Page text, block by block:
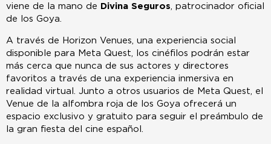
viene de la mano de Divina Seguros , patrocinador oficial
de los Goya.
A través de Horizon Venues, una experiencia social
disponible para Meta Quest, los cinéfilos podrán estar
más cerca que nunca de sus actores y directores
favoritos a través de una experiencia inmersiva en
realidad virtual. Junto a otros usuarios de Meta Quest, el
Venue de la alfombra roja de los Goya ofrecerá un
espacio exclusivo y gratuito para seguir el preámbulo de
la gran fiesta del cine español.